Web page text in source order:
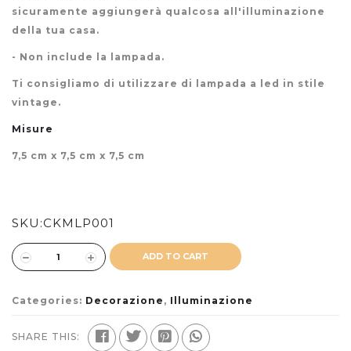
sicuramente aggiungerà qualcosa all'illuminazione
della tua casa.
- Non include la lampada.
Ti consigliamo di utilizzare di lampada a led in stile
vintage.
Misure
7,5 cm x 7,5 cm x 7,5 cm
SKU:CKMLP001
ADD TO CART
Categories: Decorazione , Illuminazione
SHARE THIS: